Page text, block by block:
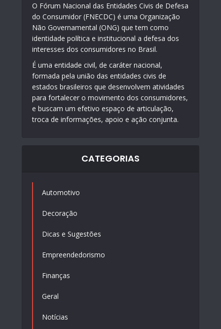
O Fórum Nacional das Entidades Civis de Defesa
do Consumidor (FNECDC) é uma Organização
Não Governamental (ONG) que tem como
identidade política e institucional a defesa dos
interesses dos consumidores no Brasil.
É uma entidade civil, de caráter nacional,
formada pela união das entidades civis de
estados brasileiros que desenvolvem atividades
para fortalecer o movimento dos consumidores,
e buscam um efetivo espaço de articulação,
troca de informações, apoio e ação conjunta.
CATEGORIAS
Automotivo
Decoração
Dicas e Sugestões
Empreendedorismo
Finanças
Geral
Notícias